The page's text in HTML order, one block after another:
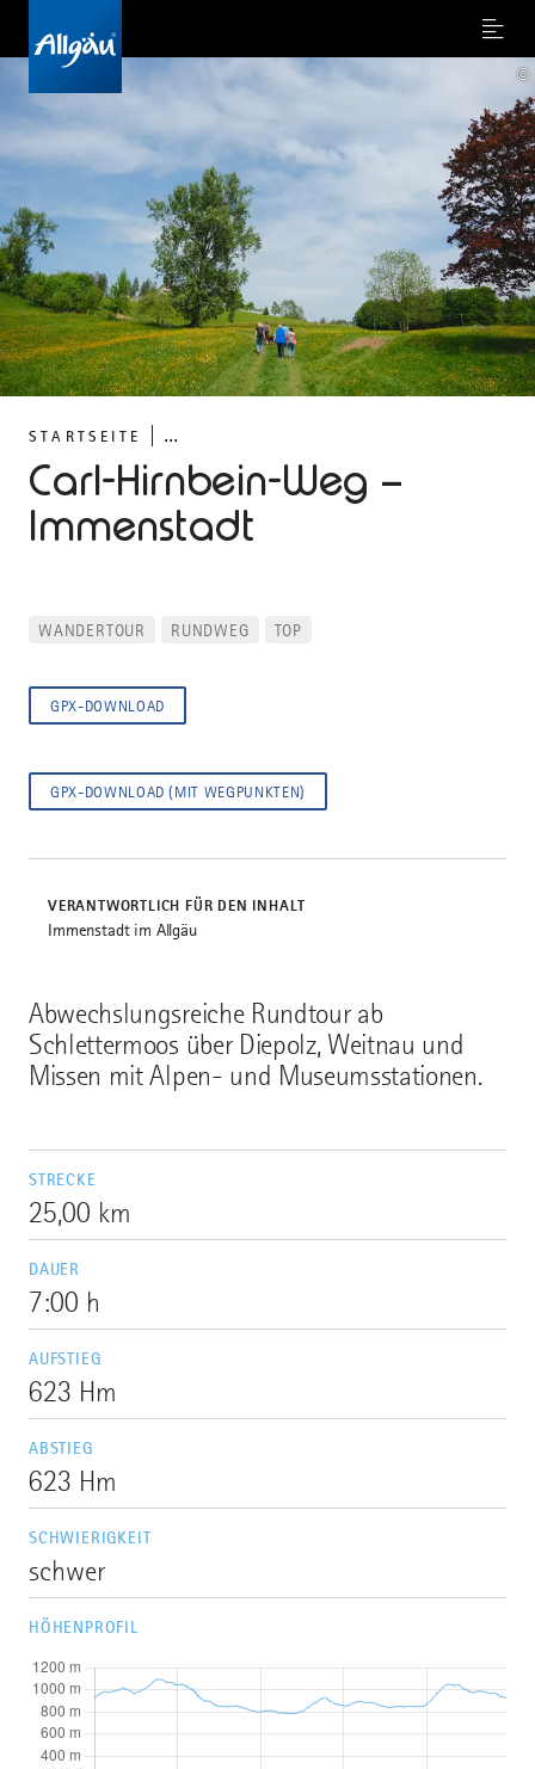
Menu
STARTSEITE ...
Carl-Hirnbein-Weg –
Immenstadt
©
Abwechslungsreiche Rundtour ab
Schlettermoos über Diepolz, Weitnau und
Missen mit Alpen- und Museumsstationen.
STRECKE
25,00 km
DAUER
7:00 h
AUFSTIEG
623 Hm
ABSTIEG
623 Hm
SCHWIERIGKEIT
schwer
HÖHENPROFIL
WANDERTOUR RUNDWEG TOP
GPX-DOWNLOAD
GPX-DOWNLOAD (MIT WEGPUNKTEN)
VERANTWORTLICH FÜR DEN INHALT
Immenstadt im Allgäu